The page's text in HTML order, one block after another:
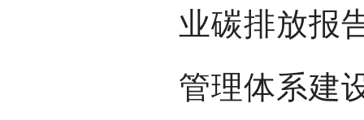
业碳排放报
管理体系建